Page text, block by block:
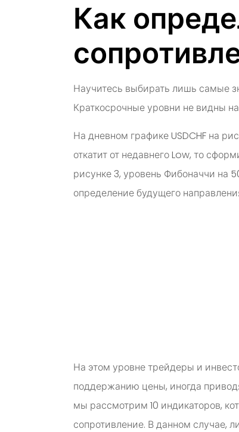
Как
Научитесь выбирать лишь самые
Краткосрочные уровни не видны
На дневном графике USDCHF на
откатит от недавнего Low, то
рисунке 3, уровень Фибоначчи на
определение будущего
На этом уровне трейдеры и
поддержанию цены, иногда
мы рассмотрим 10 индикаторов,
сопротивление. В данном случае,